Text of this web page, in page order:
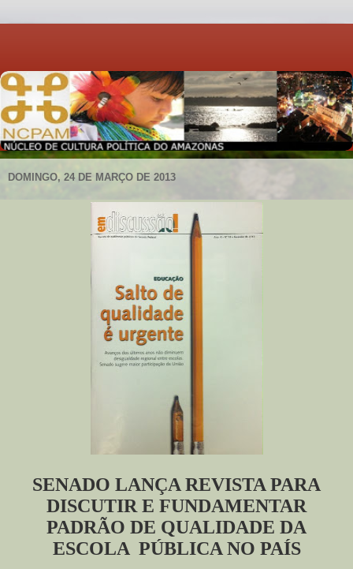
DOMINGO, 24 DE MARÇO DE 2013
SENADO LANÇA REVISTA PARA
DISCUTIR E FUNDAMENTAR
PADRÃO DE QUALIDADE DA
ESCOLA PÚBLICA NO PAÍS